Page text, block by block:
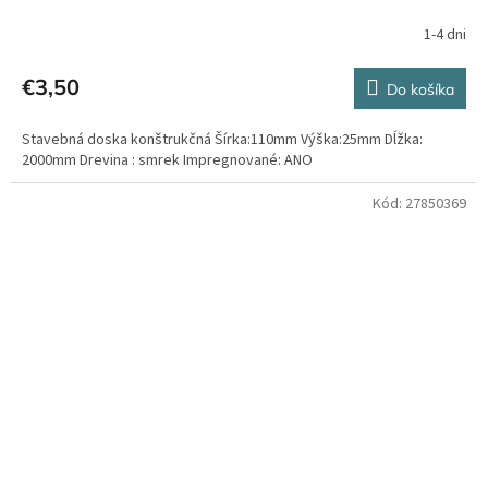
1-4 dni
€3,50 Do košíka
Stavebná doska konštrukčná Šírka:110mm Výška:25mm Dĺžka:
2000mm Drevina : smrek Impregnované: ANO
Kód: 27850369